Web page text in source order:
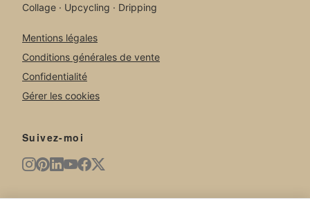
Collage · Upcycling · Dripping
Mentions légales
Conditions générales de vente
Confidentialité
Gérer les cookies
Suivez-moi